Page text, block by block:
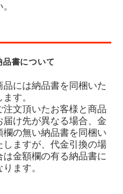
品書について
品には納品書を同梱いた
ます。
注文頂いたお客様と商品
届け先が異なる場合、金
欄の無い納品書を同梱い
しますが、代金引換の場
は金額欄の有る納品書に
ります。